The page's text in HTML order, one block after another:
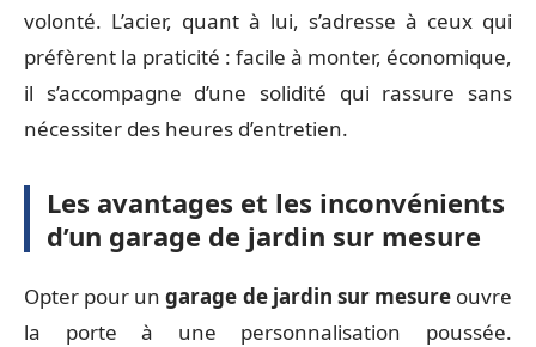
volonté. L’acier, quant à lui, s’adresse à ceux qui
préfèrent la praticité : facile à monter, économique,
il s’accompagne d’une solidité qui rassure sans
nécessiter des heures d’entretien.
Les avantages et les inconvénients
d’un garage de jardin sur mesure
Opter pour ungarage de jardin sur mesureouvre
la porte à une personnalisation poussée.